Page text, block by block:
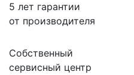
5 лет гарантии
от производителя
Собственный
сервисный центр